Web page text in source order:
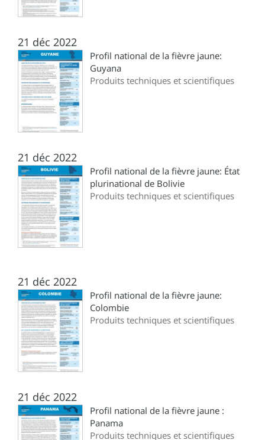
21 déc 2022
Profil national de la fièvre jaune:
Guyana
Produits techniques et scientifiques
21 déc 2022
Profil national de la fièvre jaune: État
plurinational de Bolivie
Produits techniques et scientifiques
21 déc 2022
Profil national de la fièvre jaune:
Colombie
Produits techniques et scientifiques
21 déc 2022
Profil national de la fièvre jaune :
Panama
Produits techniques et scientifiques